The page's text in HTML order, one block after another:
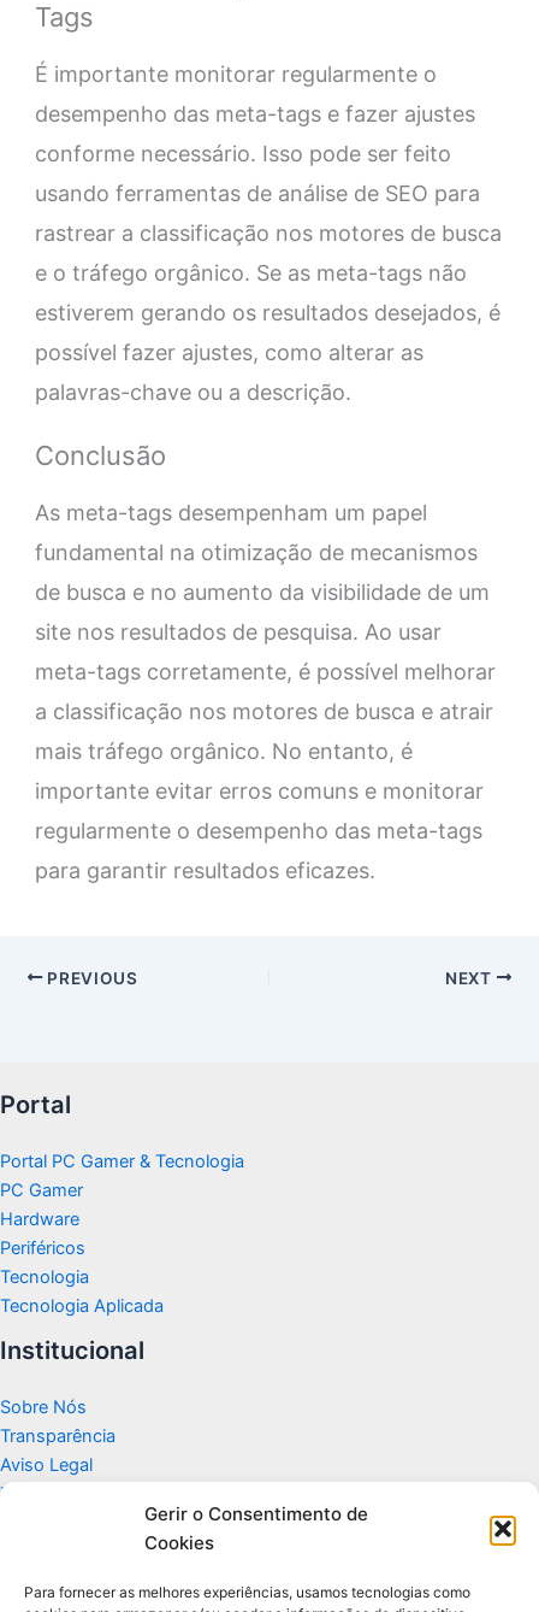
Gerir o Consentimento de
Cookies
Para fornecer as melhores experiências, usamos tecnologias como
Tags
É importante monitorar regularmente o
desempenho das meta-tags e fazer ajustes
conforme necessário. Isso pode ser feito
usando ferramentas de análise de SEO para
rastrear a classificação nos motores de busca
e o tráfego orgânico. Se as meta-tags não
estiverem gerando os resultados desejados, é
possível fazer ajustes, como alterar as
palavras-chave ou a descrição.
Conclusão
As meta-tags desempenham um papel
fundamental na otimização de mecanismos
de busca e no aumento da visibilidade de um
site nos resultados de pesquisa. Ao usar
meta-tags corretamente, é possível melhorar
a classificação nos motores de busca e atrair
mais tráfego orgânico. No entanto, é
importante evitar erros comuns e monitorar
regularmente o desempenho das meta-tags
para garantir resultados eficazes.
PREVIOUS NEXT
Portal
Portal PC Gamer & Tecnologia
PC Gamer
Hardware
Periféricos
Tecnologia
Tecnologia Aplicada
Institucional
Sobre Nós
Transparência
Aviso Legal
Termos de Uso
Politicas de Privacidade e Cookies
Apoio